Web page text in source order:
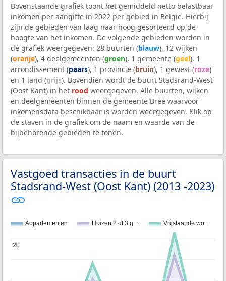
Bovenstaande grafiek toont het gemiddeld netto belastbaar
inkomen per aangifte in 2022 per gebied in België. Hierbij
zijn de gebieden van laag naar hoog gesorteerd op de
hoogte van het inkomen. De volgende gebieden worden in
de grafiek weergegeven: 28 buurten (blauw), 12 wijken
(oranje), 4 deelgemeenten (groen), 1 gemeente (geel), 1
arrondissement (paars), 1 provincie (bruin), 1 gewest (roze)
en 1 land (grijs). Bovendien wordt de buurt Stadsrand-West
(Oost Kant) in het rood weergegeven. Alle buurten, wijken
en deelgemeenten binnen de gemeente Bree waarvoor
inkomensdata beschikbaar is worden weergegeven. Klik op
de staven in de grafiek om de naam en waarde van de
bijbehorende gebieden te tonen.
Vastgoed transacties in de buurt
Stadsrand-West (Oost Kant) (2013 -2023)
Appartementen Huizen 2 of 3 g… Vrijstaande wo…
20
20